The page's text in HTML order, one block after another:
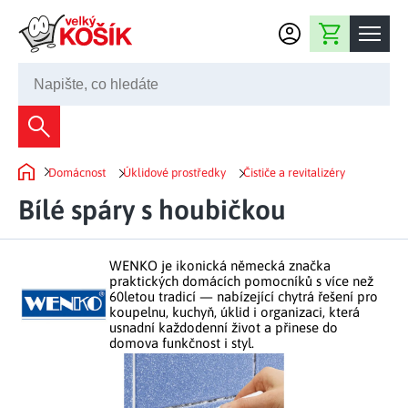
Nákupní košík
245 008 200
Dekorace
Bytové dekorace
Zahradní dekorace
Světelné dekorace
Fontány a kašny
Velikonoční dekorace
Dekorace na hrob
Bytový textil
Domácí elektro
Předsíň a chodba
Koupelna a záchod
Ložnice a šatna
Kuchyňské pomůcky
Prostírání a stolování
Příprava nápojů
Grilování a smažení
Koupelnový nábytek
Nábytek do předsíně
Nábytek do ložnice
Zahrada
Zahradní doplňky
Zahradní nábytek
Domácnost Úklidové prostředky Čističe a revitalizéry
Bílé spáry s houbičkou
WENKO je ikonická německá značka
praktických domácích pomocníků s více než
60letou tradicí — nabízející chytrá řešení pro
koupelnu, kuchyň, úklid i organizaci, která
usnadní každodenní život a přinese do
domova funkčnost i styl.